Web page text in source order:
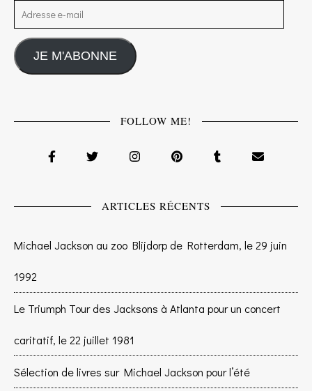
Adresse e-mail
JE M'ABONNE
FOLLOW ME!
ARTICLES RÉCENTS
Michael Jackson au zoo Blijdorp de Rotterdam, le 29 juin
1992
Le Triumph Tour des Jacksons à Atlanta pour un concert
caritatif, le 22 juillet 1981
Sélection de livres sur Michael Jackson pour l’été